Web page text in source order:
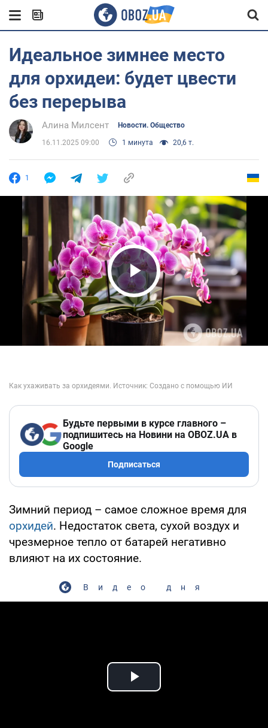
Идеальное зимнее место
для орхидеи: будет цвести
без перерыва
Алина Милсент Новости. Общество
16.11.2025 09:00 1 минута 20,6 т.
1
Play Video
Будьте первыми в курсе главного –
подпишитесь на Новини на OBOZ.UA в
Google
Подписаться
Зимний период – самое сложное время для
орхидей. Недостаток света, сухой воздух и
чрезмерное тепло от батарей негативно
влияют на их состояние.
Видео дня
Play Video